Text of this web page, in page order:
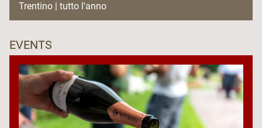
Trentino | tutto l'anno
EVENTS